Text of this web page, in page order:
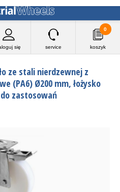
się service koszyk
0
ze stali nierdzewnej z
(PA6) Ø200 mm, łożysko
zastosowań